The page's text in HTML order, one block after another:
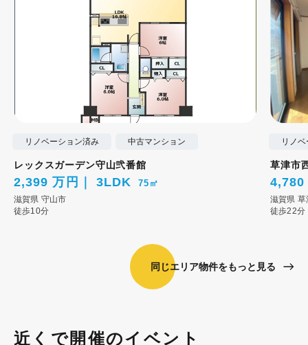
リノベーション済み 中古マンション
レックスガーデン守山弐番館
2,399 万円 3LDK 75㎡
滋賀県 守山市
徒歩10分
リノ
草津市
4,780
滋賀県 草
徒歩22分
同じエリア物件をもっと見る
近くで開催のイベント